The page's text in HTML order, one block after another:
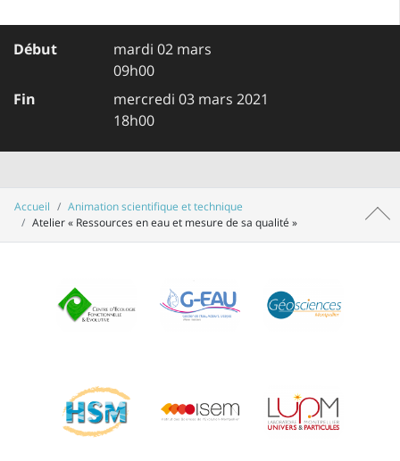
Début
mardi 02 mars
09h00
Fin
mercredi 03 mars 2021
18h00
Accueil
Animation scientifique et technique
Atelier « Ressources en eau et mesure de sa qualité »